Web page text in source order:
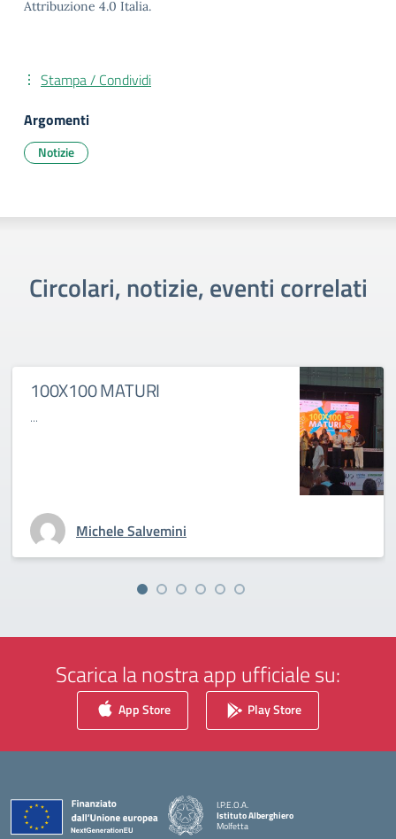
Attribuzione 4.0 Italia.
Stampa / Condividi
Argomenti
Notizie
Circolari, notizie, eventi correlati
100X100 MATURI
...
Michele Salvemini
Scarica la nostra app ufficiale su:
App Store Play Store
I.P.E.O.A.
Istituto Alberghiero
Molfetta